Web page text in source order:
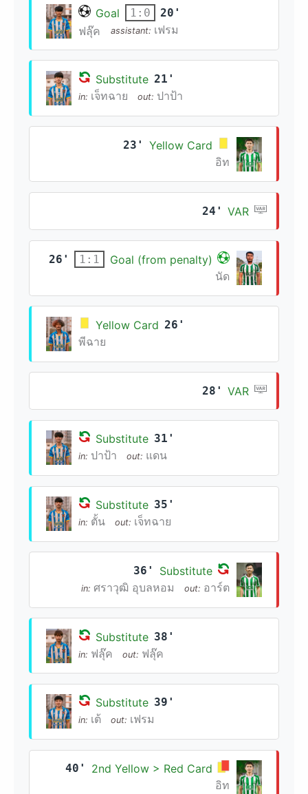
Goal 1:0 20'
ฟลุ๊ค assistant: เฟรม
Substitute 21'
in: เจ็ทฉาย out: ปาป้า
23'
Yellow Card
อิท
24' VAR
26' 1:1
Goal (from penalty)
นัด
Yellow Card 26'
พีฉาย
28' VAR
Substitute 31'
in: ปาป้า out: แดน
Substitute 35'
in: ตั้น out: เจ็ทฉาย
36' Substitute
in: ศราวุฒิ อุบลหอม out: อาร์ต
Substitute 38'
in: ฟลุ๊ค out: ฟลุ๊ค
Substitute 39'
in: เต้ out: เฟรม
40'
2nd Yellow > Red Card
อิท